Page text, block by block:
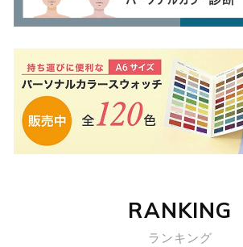
RANKING
ランキング